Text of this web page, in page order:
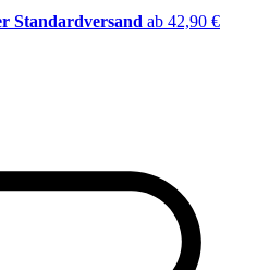
Standardversand ab 42,90 €